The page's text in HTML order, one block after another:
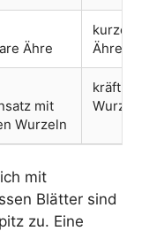
Ähre
kurze
Ähre
mit
Wurzeln
kräftiger
mit
Blätter sind
zu. Eine